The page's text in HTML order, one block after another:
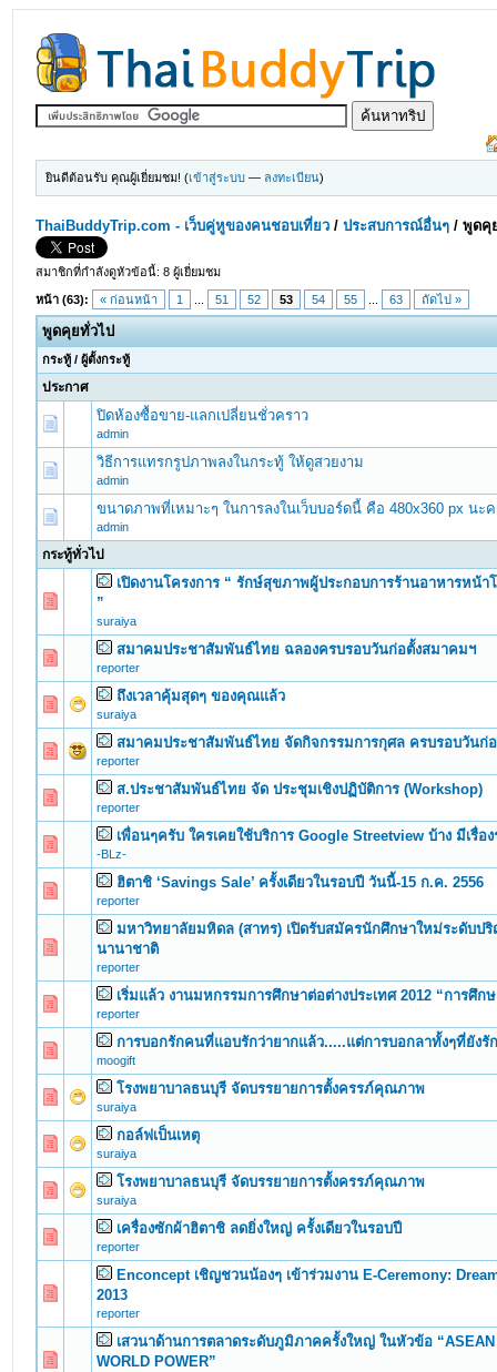
ยินดีต้อนรับ คุณผู้เยี่ยมชม! (เข้าสู่ระบบ — ลงทะเบียน)
ThaiBuddyTrip.com - เว็บคู่หูของคนชอบเที่ยว /ประสบการณ์อื่นๆ /พูดคุ
สมาชิกที่กำลังดูหัวข้อนี้: 8 ผู้เยี่ยมชม
หน้า (63): « ก่อนหน้า 1 51 52 53 54 55 63 ถัดไป »
พูดคุยทั่วไป
กระทู้ /ผู้ตั้งกระทู้
ประกาศ
ปิดห้องซื้อขาย-แลกเปลี่ยนชั่วคราว
admin
วิธีการแทรกรูปภาพลงในกระทู้ ให้ดูสวยงาม
admin
ขนาดภาพที่เหมาะๆ ในการลงในเว็บบอร์ดนี้ คือ 480x360 px นะ
admin
กระทู้ทั่วไป
เปิดงานโครงการ “ รักษ์สุขภาพผู้ประกอบการร้านอาหารหน้า
”
suraiya
สมาคมประชาสัมพันธ์ไทย ฉลองครบรอบวันก่อตั้งสมาคมฯ
reporter
0 Vote(s) - 0 out of 5 in Average
12345
ถึงเวลาคุ้มสุดๆ ของคุณแล้ว
suraiya
0 Vote(s) - 0 out of 5 in Average
12345
สมาคมประชาสัมพันธ์ไทย จัดกิจกรรมการกุศล ครบรอบวันก่
reporter
0 Vote(s) - 0 out of 5 in Average
12345
ส.ประชาสัมพันธ์ไทย จัด ประชุมเชิงปฏิบัติการ (Workshop)
reporter
0 Vote(s) - 0 out of 5 in Average
1 234 5
เพื่อนๆครับ ใครเคยใช้บริการ Google Streetview บ้าง มีเรื่
-BLz-
0 Vote(s) - 0 out of 5 in Average
123 45
ฮิตาชิ ‘Savings Sale’ ครั้งเดียวในรอบปี วันนี้-15 ก.ค. 2556
reporter
0 Vote(s) - 0 out of 5 in Average
1 2345
มหาวิทยาลัยมหิดล (สาทร) เปิดรับสมัครนักศึกษาใหม่ระดับป
นานาชาติ
reporter
0 Vote(s) - 0 out of 5 in Average
เริ่มแล้ว งานมหกรรมการศึกษาต่อต่างประเทศ 2012 “การศึ
reporter
0 Vote(s) - 0 out of 5 in Average
12345
การบอกรักคนที่แอบรักว่ายากแล้ว.....แต่การบอกลาทั้งๆที่ยังรั
moogift
0 Vote(s) - 0 out of 5 in Average
12345
โรงพยาบาลธนบุรี จัดบรรยายการตั้งครรภ์คุณภาพ
suraiya
0 Vote(s) - 0 out of 5 in Average
1 2 345
กอล์ฟเป็นเหตุ
suraiya
0 Vote(s) - 0 out of 5 in Average
โรงพยาบาลธนบุรี จัดบรรยายการตั้งครรภ์คุณภาพ
suraiya
0 Vote(s) - 0 out of 5 in Average
1 2 345
เครื่องซักผ้าฮิตาชิ ลดยิ่งใหญ่ ครั้งเดียวในรอบปี
reporter
0 Vote(s) - 0 out of 5 in Average
1 2 345
Enconcept เชิญชวนน้องๆ เข้าร่วมงาน E-Ceremony:
2013
reporter
0 Vote(s) - 0 out of 5 in Average
เสวนาด้านการตลาดระดับภูมิภาคครั้งใหญ่ ในหัวข้อ “ASEAN
WORLD POWER”
0 Vote(s) - 0 out of 5 in Average
1